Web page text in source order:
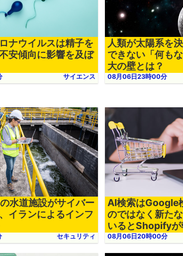
ナウイルスは精子を
安傾向に影響を及ぼ
サイエンス
人類が太陽系を
できない「何も
大の壁とは？
08月06日23時00分
水道施設がサイバー
イランによるインフ
セキュリティ
AI検索はGoogle
のではなく新た
いるとShopifyが
08月06日20時00分